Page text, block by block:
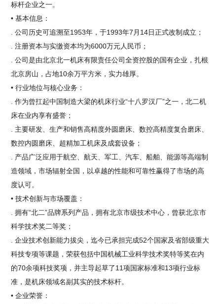
标杆企业之一。
• 基本信息：
. 公司历史可追溯至1953年，于1993年7月14日正式改制成立；
. 注册资本与实缴资本均为6000万元人民币；
. 公司是由北京北一机床有限责任公司全资控股的国有企业，扎根
北京房山，占地10余万平方米，实力雄厚。
• 行业地位与核心业务：
. 作为曾扛起中国制造大梁的机床行业“十八罗汉厂”之一，北二机
床在业内享有盛誉；
. 主要研发、生产和销售高精度外圆磨床、数控高精度复合磨床、
数控内圆磨床、超精加工机床及成套设备；
. 产品广泛应用于航空、航天、军工、汽车、船舶、能源等高端制
造领域，市场辐射全国，以卓越的性能和可靠性赢得了市场的高
度认可。
• 技术创新与市场覆盖：
. 拥有“北二”品牌系列产品，拥有北京市级技术中心，曾获北京市
科学技术奖二等奖；
. 企业技术创新能力拔尖，迄今已承担完成52个国家及省部级重大
科技专项等课题，荣获包括中国机械工业科学技术奖特等奖在内
的70余项科技奖项，并主导起草了11项国家标准和13项行业标
准，是机床领域名副其实的技术标杆。
• 企业荣誉：